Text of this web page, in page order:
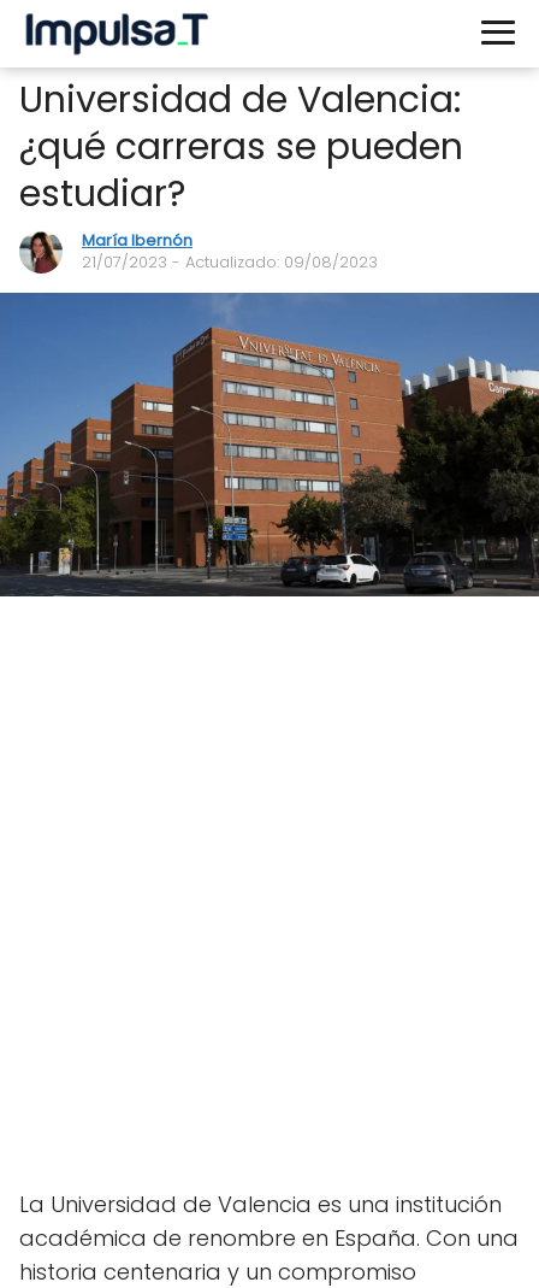
Universidad de Valencia:
¿qué carreras se pueden
estudiar?
María Ibernón
21/07/2023 - Actualizado: 09/08/2023
La Universidad de Valencia es una institución
académica de renombre en España. Con una
historia centenaria y un compromiso